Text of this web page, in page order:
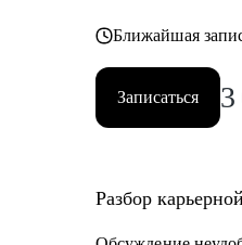
Ближайшая
Записаться 3
Разбор